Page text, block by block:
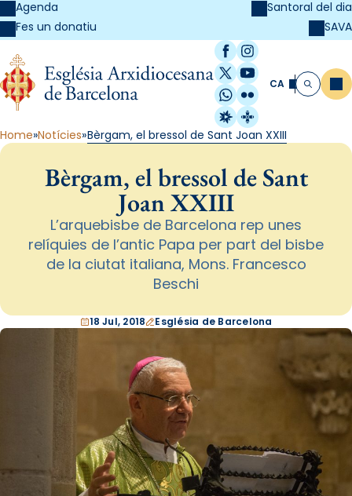
Agenda
Fes un donatiu
Santoral del dia
SAVA
Facebook
Instagram
X / Twitter
YouTube
WhatsApp
Flickr
Radio Estel
Catalunya
CA Cerca
Home Notícies Bèrgam, el bressol de Sant Joan XXIII
Bèrgam, el bressol de Sant
Joan XXIII
L’arquebisbe de Barcelona rep unes
relíquies de l’antic Papa per part del bisbe
de la ciutat italiana, Mons. Francesco
Beschi
18 Jul, 2018 Església de Barcelona